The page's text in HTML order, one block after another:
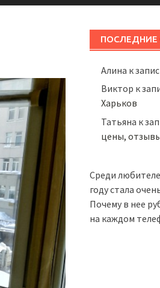
Алина к
Виктор к
Харьков
Татьяна к
цены,
Среди
году стала
Почему в нее
на каждом